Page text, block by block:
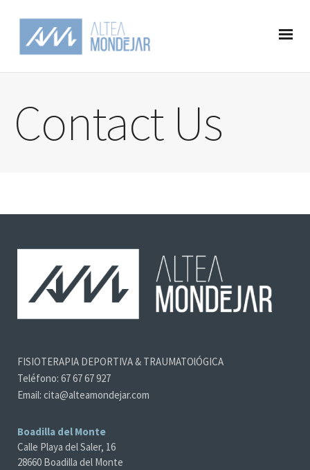
Contact Us
FISIOTERAPIA DEPORTIVA & TRAUMATOlÓGICA
Teléfono: 67 67 67 927
Email: cita@alteamondejar.com
Boadilla del Monte
Calle Playa del Saler, 16
28660 Boadilla del Monte